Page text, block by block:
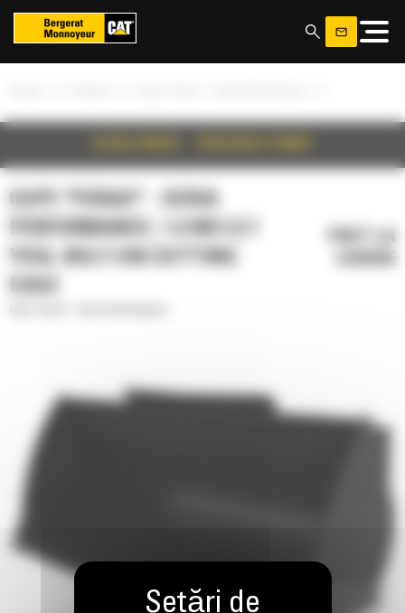
CUPE "FORAS" - SERIA
PERFORMANCE, 1.6 M3 (2.1
YD3), BOLT-ON CUTTING
Panoul de gestionare a panourilor cookie